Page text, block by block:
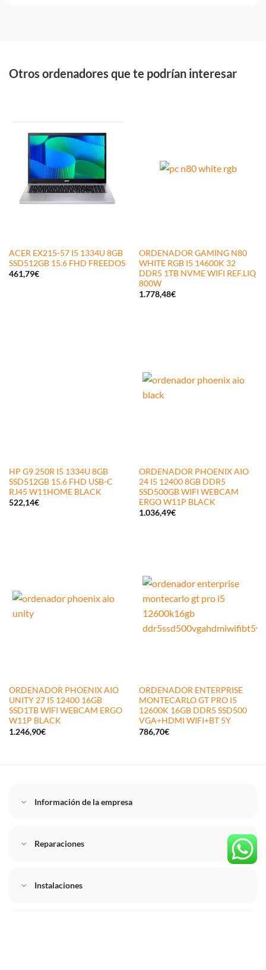
Otros ordenadores que te podrían interesar
ACER EX215-57 I5 1334U 8GB
SSD512GB 15.6 FHD FREEDOS
461,79€
ORDENADOR GAMING N80
WHITE RGB I5 14600K 32
DDR5 1TB NVME WIFI REF.LIQ
800W
1.778,48€
HP G9 250R I5 1334U 8GB
SSD512GB 15.6 FHD USB-C
RJ45 W11HOME BLACK
522,14€
ORDENADOR PHOENIX AIO
24 I5 12400 8GB DDR5
SSD500GB WIFI WEBCAM
ERGO W11P BLACK
1.036,49€
ORDENADOR PHOENIX AIO
UNITY 27 I5 12400 16GB
SSD1TB WIFI WEBCAM ERGO
W11P BLACK
1.246,90€
ORDENADOR ENTERPRISE
MONTECARLO GT PRO I5
12600K 16GB DDR5 SSD500
VGA+HDMI WIFI+BT 5Y
786,70€
Información de la empresa
Reparaciones
Instalaciones